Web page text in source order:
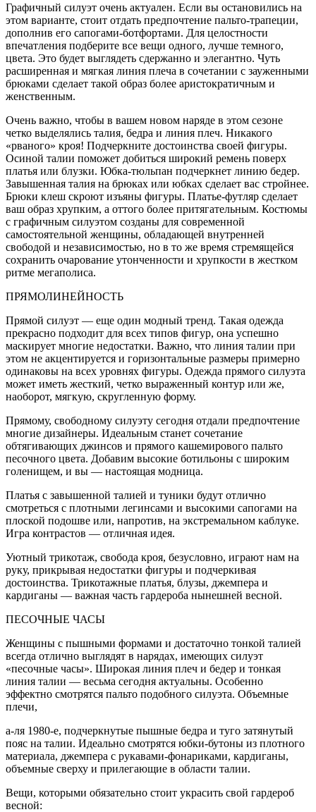
Графичный силуэт очень актуален. Если вы остановились на
этом варианте, стоит отдать предпочтение пальто-трапеции,
дополнив его сапогами-ботфортами. Для целостности
впечатления подберите все вещи одного, лучше темного,
цвета. Это будет выглядеть сдержанно и элегантно. Чуть
расширенная и мягкая линия плеча в сочетании с зауженными
брюками сделает такой образ более аристократичным и
женственным.
Очень важно, чтобы в вашем новом наряде в этом сезоне
четко выделялись талия, бедра и линия плеч. Никакого
«рваного» кроя! Подчеркните достоинства своей фигуры.
Осиной талии поможет добиться широкий ремень поверх
платья или блузки. Юбка-тюльпан подчеркнет линию бедер.
Завышенная талия на брюках или юбках сделает вас стройнее.
Брюки клеш скроют изъяны фигуры. Платье-футляр сделает
ваш образ хрупким, а оттого более притягательным. Костюмы
с графичным силуэтом созданы для современной
самостоятельной женщины, обладающей внутренней
свободой и независимостью, но в то же время стремящейся
сохранить очарование утонченности и хрупкости в жестком
ритме мегаполиса.
ПРЯМОЛИНЕЙНОСТЬ
Прямой силуэт — еще один модный тренд. Такая одежда
прекрасно подходит для всех типов фигур, она успешно
маскирует многие недостатки. Важно, что линия талии при
этом не акцентируется и горизонтальные размеры примерно
одинаковы на всех уровнях фигуры. Одежда прямого силуэта
может иметь жесткий, четко выраженный контур или же,
наоборот, мягкую, скругленную форму.
Прямому, свободному силуэту сегодня отдали предпочтение
многие дизайнеры. Идеальным станет сочетание
обтягивающих джинсов и прямого кашемирового пальто
песочного цвета. Добавим высокие ботильоны с широким
голенищем, и вы — настоящая модница.
Платья с завышенной талией и туники будут отлично
смотреться с плотными легинсами и высокими сапогами на
плоской подошве или, напротив, на экстремальном каблуке.
Игра контрастов — отличная идея.
Уютный трикотаж, свобода кроя, безусловно, играют нам на
руку, прикрывая недостатки фигуры и подчеркивая
достоинства. Трикотажные платья, блузы, джемпера и
кардиганы — важная часть гардероба нынешней весной.
ПЕСОЧНЫЕ ЧАСЫ
Женщины с пышными формами и достаточно тонкой талией
всегда отлично выглядят в нарядах, имеющих силуэт
«песочные часы». Широкая линия плеч и бедер и тонкая
линия талии — весьма сегодня актуальны. Особенно
эффектно смотрятся пальто подобного силуэта. Объемные
плечи,
а-ля 1980-е, подчеркнутые пышные бедра и туго затянутый
пояс на талии. Идеально смотрятся юбки-бутоны из плотного
материала, джемпера с рукавами-фонариками, кардиганы,
объемные сверху и прилегающие в области талии.
Вещи, которыми обязательно стоит украсить свой гардероб
весной: